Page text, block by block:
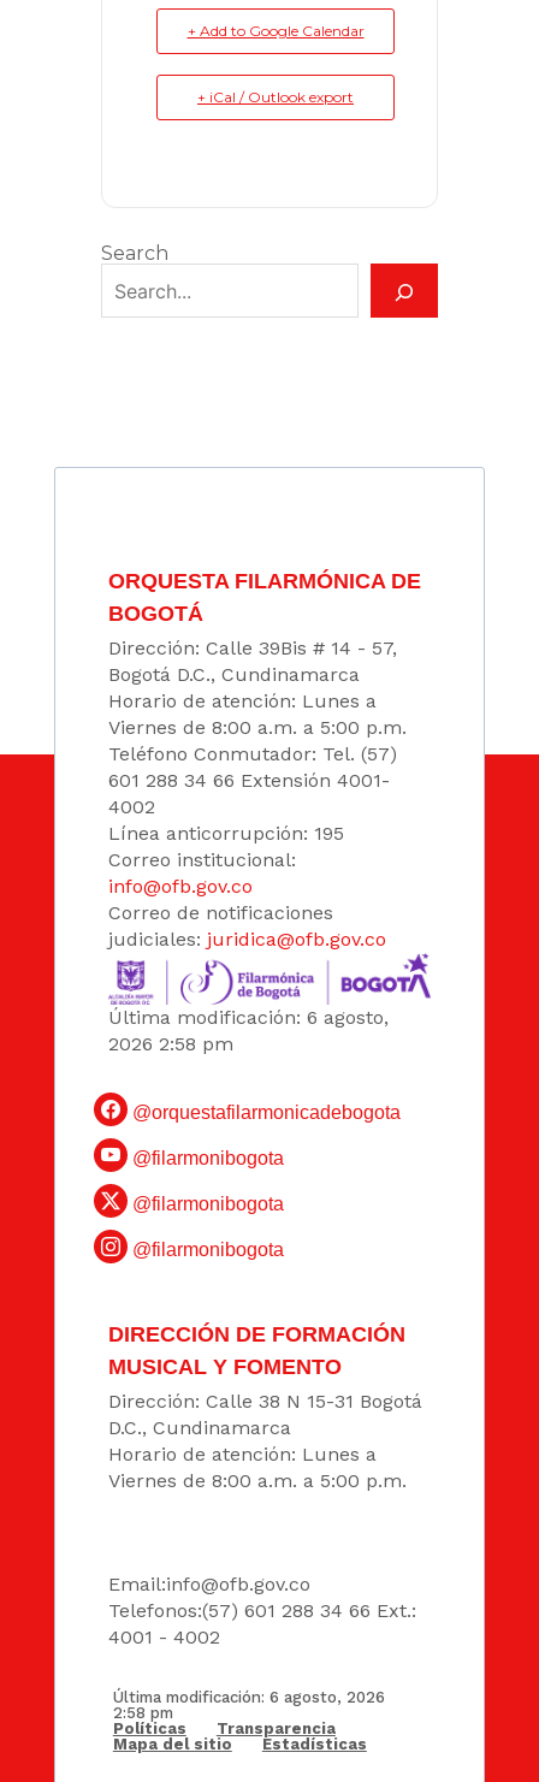
+ Add to Google Calendar
+ iCal / Outlook export
Search
ORQUESTA FILARMÓNICA DE
BOGOTÁ
Dirección: Calle 39Bis # 14 - 57,
Bogotá D.C., Cundinamarca
Horario de atención: Lunes a
Viernes de 8:00 a.m. a 5:00 p.m.
Teléfono Conmutador: Tel. (57)
601 288 34 66 Extensión 4001-
4002
Línea anticorrupción: 195
Correo institucional:
info@ofb.gov.co
Correo de notificaciones
judiciales: juridica@ofb.gov.co
Última modificación: 6 agosto,
2026 2:58 pm
@orquestafilarmonicadebogota
@filarmonibogota
@filarmonibogota
@filarmonibogota
DIRECCIÓN DE FORMACIÓN
MUSICAL Y FOMENTO
Dirección: Calle 38 N 15-31 Bogotá
D.C., Cundinamarca
Horario de atención: Lunes a
Viernes de 8:00 a.m. a 5:00 p.m.
Email:info@ofb.gov.co
Telefonos:(57) 601 288 34 66 Ext.:
4001 - 4002
Última modificación: 6 agosto, 2026
2:58 pm
Políticas
Transparencia
Mapa del sitio
Estadísticas